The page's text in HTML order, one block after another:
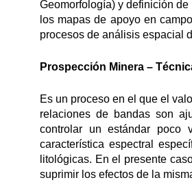
Geomorfología) y definición
los mapas de apoyo en
procesos de análisis espacial
Prospección Minera – T
Es un proceso en el que el
relaciones de bandas son
controlar un estándar poco
característica espectral
litológicas. En el presente
suprimir los efectos de la